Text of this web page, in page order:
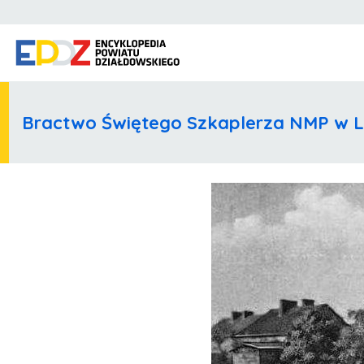
Bractwo Świętego Szkaplerza NMP w